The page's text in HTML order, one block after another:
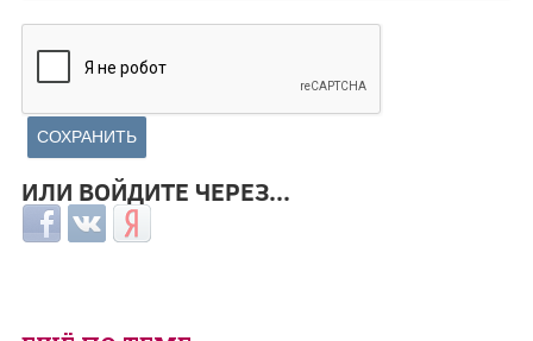
ИЛИ ВОЙДИТЕ ЧЕРЕЗ...
Login with Facebook
Login with ВКонтакте
Login with Яндекс